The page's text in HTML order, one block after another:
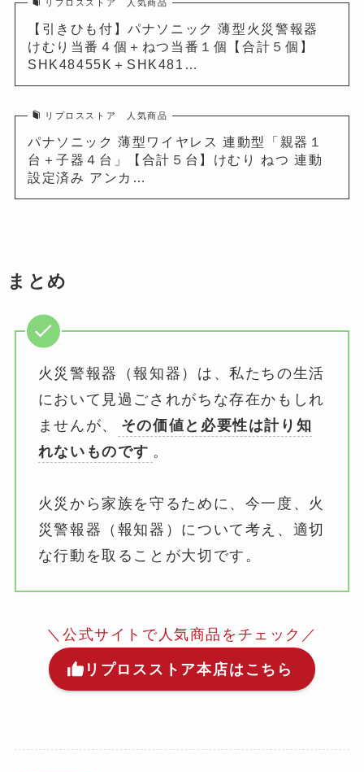
リプロスストア 人気商品
【引きひも付】パナソニック 薄型火災警報器
けむり当番４個＋ねつ当番１個【合計５個】
SHK48455K＋SHK481…
リプロスストア 人気商品
パナソニック 薄型ワイヤレス 連動型「親器１
台＋子器４台」【合計５台】けむり ねつ 連動
設定済み アンカ…
まとめ
火災警報器（報知器）は、私たちの生活
において見過ごされがちな存在かもしれ
ませんが、
その価値と必要性は計り知
れないものです 。
火災から家族を守るために、今一度、火
災警報器（報知器）について考え、適切
な行動を取ることが大切です。
＼公式サイトで人気商品をチェック／
リプロスストア本店はこちら